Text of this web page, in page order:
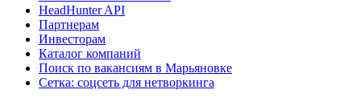
HeadHunter API
Партнерам
Инвесторам
Каталог компаний
Поиск по вакансиям в Марьяновке
Сетка: соцсеть для нетворкинга